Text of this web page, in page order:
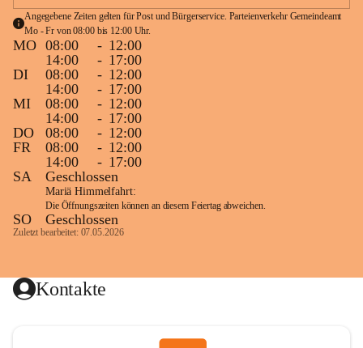
Angegebene Zeiten gelten für Post und Bürgerservice. Parteienverkehr Gemeindeamt
Mo - Fr von 08:00 bis 12:00 Uhr.
MO 08:00 - 12:00
14:00
- 17:00
DI
08:00 - 12:00
14:00
- 17:00
MI
08:00 - 12:00
14:00
- 17:00
DO
08:00 - 12:00
FR
08:00 - 12:00
14:00
- 17:00
SA
Geschlossen
Mariä Himmelfahrt:
Die Öffnungszeiten können an diesem Feiertag abweichen.
SO Geschlossen
Zuletzt bearbeitet: 07.05.2026
Kontakte